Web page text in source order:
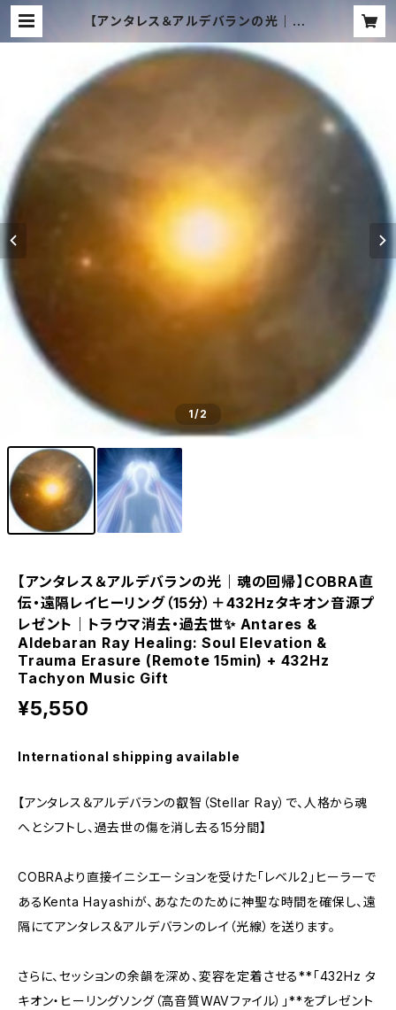
【アンタレス＆アルデバランの光｜魂
リング（15分）＋432Hzタキオン音源
プレゼント｜トラウマ消去・過去世✨
Antares & Aldebaran Ray Hea
ling: Soul Elevation & Trauma
1/2
【アンタレス＆アルデバランの光｜魂の回帰】COBRA直
伝・遠隔レイヒーリング（15分）＋432Hzタキオン音源プ
レゼント｜トラウマ消去・過去世✨ Antares &
Aldebaran Ray Healing: Soul Elevation &
Trauma Erasure (Remote 15min) + 432Hz
Tachyon Music Gift
¥5,550
International shipping available
【アンタレス＆アルデバランの叡智（Stellar Ray）で、人格から魂
へとシフトし、過去世の傷を消し去る15分間】
COBRAより直接イニシエーションを受けた「レベル2」ヒーラーで
あるKenta Hayashiが、あなたのために神聖な時間を確保し、遠
隔にてアンタレス＆アルデバランのレイ（光線）を送ります。
さらに、セッションの余韻を深め、変容を定着させる**「432Hz タ
キオン・ヒーリングソング（高音質WAVファイル）」**をプレゼント